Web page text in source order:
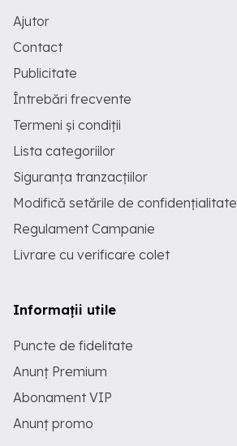
Ajutor
Contact
Publicitate
Întrebări frecvente
Termeni și condiții
Lista categoriilor
Siguranța tranzacțiilor
Modifică setările de confidențialitate
Regulament Campanie
Livrare cu verificare colet
Informații utile
Puncte de fidelitate
Anunț Premium
Abonament VIP
Anunț promo